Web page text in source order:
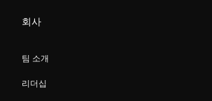
회사
팀 소개
리더십